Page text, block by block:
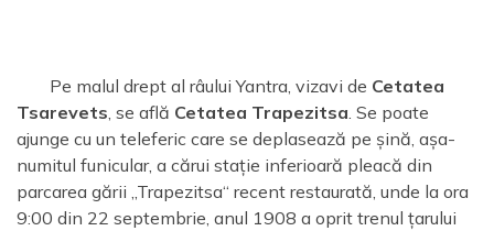
Pe malul drept al râului Yantra, vizavi de Cetatea
Tsarevets, se află Cetatea Trapezitsa. Se poate
ajunge cu un teleferic care se deplasează pe șină, așa-
numitul funicular, a cărui stație inferioară pleacă din
parcarea gării „Trapezitsa“ recent restaurată, unde la ora
9:00 din 22 septembrie, anul 1908 a oprit trenul țarului